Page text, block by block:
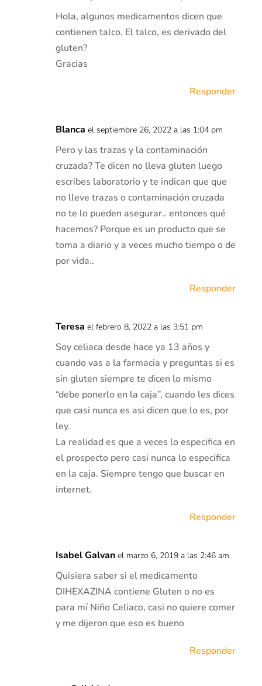
Hola, algunos medicamentos dicen que
contienen talco. El talco, es derivado del
gluten?
Gracias
Responder
Blanca el septiembre 26, 2022 a las 1:04 pm
Pero y las trazas y la contaminación
cruzada? Te dicen no lleva gluten luego
escribes laboratorio y te indican que que
no lleve trazas o contaminación cruzada
no te lo pueden asegurar.. entonces qué
hacemos? Porque es un producto que se
toma a diario y a veces mucho tiempo o de
por vida..
Responder
Teresa el febrero 8, 2022 a las 3:51 pm
Soy celiaca desde hace ya 13 años y
cuando vas a la farmacia y preguntas si es
sin gluten siempre te dicen lo mismo
“debe ponerlo en la caja”, cuando les dices
que casi nunca es asi dicen que lo es, por
ley.
La realidad es que a veces lo especifica en
el prospecto pero casi nunca lo especifica
en la caja. Siempre tengo que buscar en
internet.
Responder
Isabel Galvan el marzo 6, 2019 a las 2:46 am
Quisiera saber si el medicamento
DIHEXAZINA contiene Gluten o no es
para mí Niño Celiaco, casi no quiere comer
y me dijeron que eso es bueno
Responder